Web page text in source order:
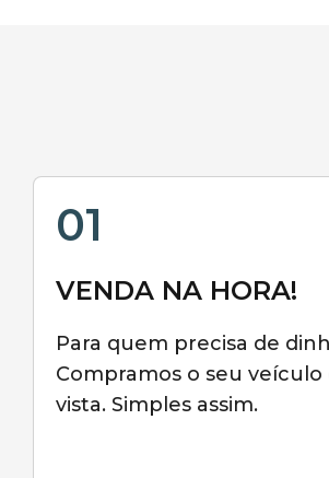
01
VENDA NA HORA!
Para quem precisa de
Compramos o seu veículo
vista. Simples assim.